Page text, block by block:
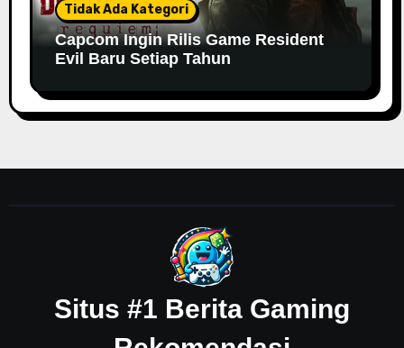
Tidak Ada Kategori
Capcom Ingin Rilis Game Resident
Evil Baru Setiap Tahun
Situs #1 Berita Gaming